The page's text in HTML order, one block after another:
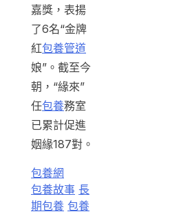
嘉獎，表揚
了6名“金牌
紅包養管道
娘”。截至今
朝，“緣來”
任包養務室
已累計促進
姻緣187對。
包養網
包養故事 長
期包養 包養